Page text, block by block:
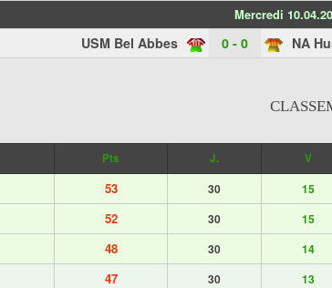
Mercredi
USM Bel Abbes 0 - 0 NA
Pts J. V
53 30 15
52 30 15
48 30 14
47 30 13